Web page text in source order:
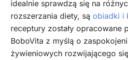
idealnie sprawdzą się na
rozszerzania diety, są obiadki i
receptury zostały opracowane
BoboVita z myślą o
żywieniowych rozwijającego